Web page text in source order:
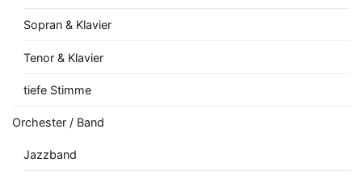
Sopran & Klavier
Tenor & Klavier
tiefe Stimme
Orchester / Band
Jazzband